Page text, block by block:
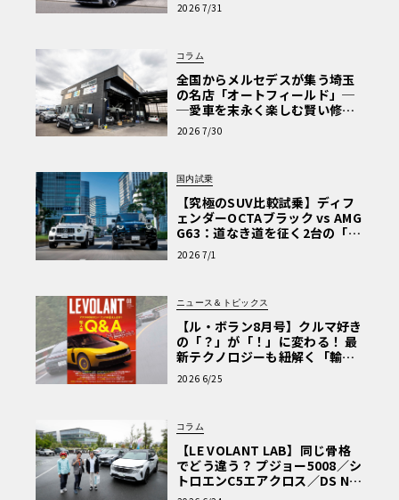
Why? Hyundai?】〈PR〉
2026 7/31
コラム
全国からメルセデスが集う埼玉
の名店「オートフィールド」─
─愛車を末永く楽しむ賢い修理
術と、プロがフックス製オイル
を選ぶ理由〈PR〉
2026 7/30
国内試乗
【究極のSUV比較試乗】ディフ
ェンダーOCTAブラック vs AMG
G63：道なき道を征く2台の「対
極的アプローチ」
2026 7/1
ニュース＆トピックス
【ル・ボラン8月号】クルマ好き
の「？」が「！」に変わる！ 最
新テクノロジーも紐解く「輸入
車Q&A」
2026 6/25
コラム
【LE VOLANT LAB】同じ骨格
でどう違う？ プジョー5008／シ
トロエンC5エアクロス／DS Nº4
読者一気乗りレポート